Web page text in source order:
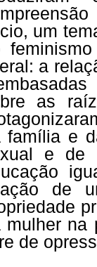
um
a
as
família e
e de
de
mulher na
de